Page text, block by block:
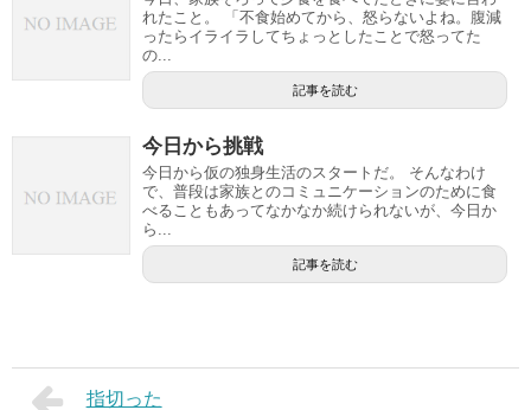
れたこと。 「不食始めてから、怒らないよね。腹減
ったらイライラしてちょっとしたことで怒ってた
の...
記事を読む
今日から挑戦
今日から仮の独身生活のスタートだ。 そんなわけ
で、普段は家族とのコミュニケーションのために食
べることもあってなかなか続けられないが、今日か
ら...
記事を読む
指切った